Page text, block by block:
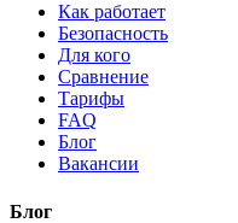
Как работает
Безопасность
Для кого
Сравнение
Тарифы
FAQ
Блог
Вакансии
Блог